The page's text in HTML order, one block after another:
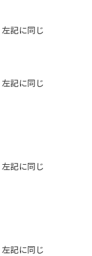
左記に同じ
左記に同じ
左記に同じ
左記に同じ